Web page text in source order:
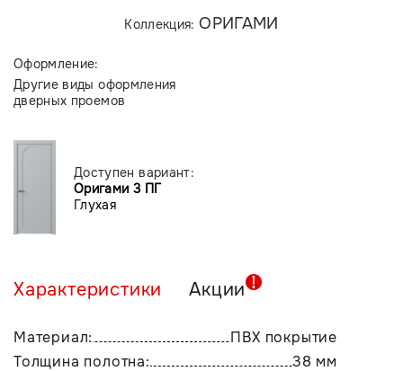
Коллекция:ОРИГАМИ
Оформление:
Другие виды оформления
дверных проемов
Доступен вариант:
Оригами 3 ПГ
Глухая
Характеристики Акции
Материал:
ПВХ покрытие
Толщина полотна:
38 мм